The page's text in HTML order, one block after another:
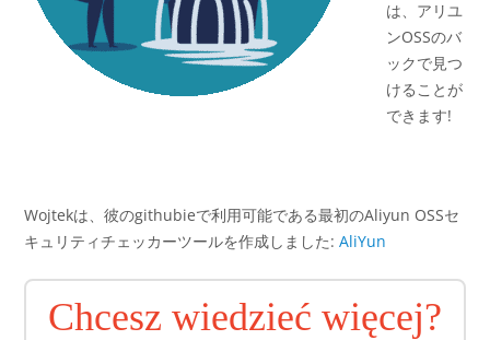
は、アリユ
ンOSSのバ
ックで見つ
けることが
できます!
Wojtekは、彼のgithubieで利用可能である最初のAliyun OSSセ
キュリティチェッカーツールを作成しました: AliYun
Chcesz wiedzieć więcej?